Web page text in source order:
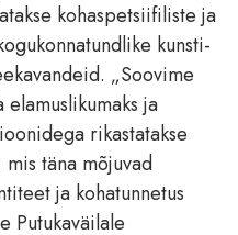
kohaspetsiifiliste ja
kunsti-
„Soovime
elamuslikumaks ja
rikastatakse
täna mõjuvad
ja kohatunnetus
Putukaväilale